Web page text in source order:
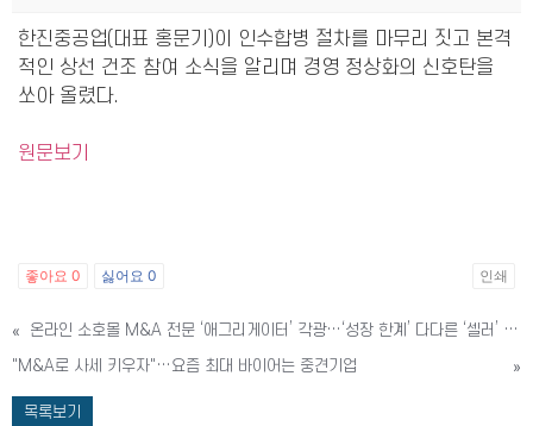
한진중공업(대표 홍문기)이 인수합병 절차를 마무리 짓고 본격
적인 상선 건조 참여 소식을 알리며 경영 정상화의 신호탄을
쏘아 올렸다.
원문보기
좋아요 0 싫어요 0 인쇄
«
온라인 소호몰 M&A 전문 ‘애그리게이터’ 각광…‘성장 한계’ 다다른 ‘셀러’ 인수해 점프 업
"M&A로 사세 키우자"…요즘 최대 바이어는 중견기업
»
목록보기